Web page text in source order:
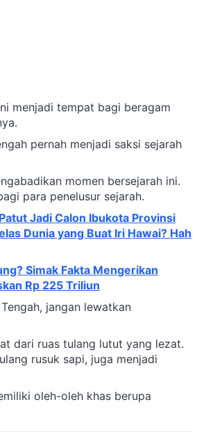
menjadi tempat bagi beragam
pernah menjadi saksi sejarah
momen bersejarah ini.
para penelusur sejarah.
Jadi Calon Ibukota Provinsi
Dunia yang Buat Iri Hawai? Hah
Simak Fakta Mengerikan
Rp 225 Triliun
jangan lewatkan
dari ruas tulang lutut yang lezat.
rusuk sapi, juga menjadi
oleh-oleh khas berupa